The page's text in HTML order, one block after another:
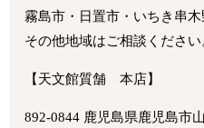
霧島市・日置市・いちき串
その他地域はご相談ください
【天文館質舗 本店】
892-0844 鹿児島県鹿児島市